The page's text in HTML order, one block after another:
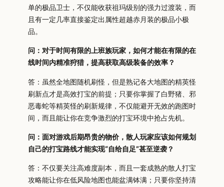
单的极品卫士，不仅能收获祖玛级别的强力过渡装，而
且有一定几率直接鉴定出属性超越赤月装的极品小极
品。
问：对于时间有限的上班族玩家，如何才能在有限的在
线时间内精准狩猎，提高获取高级装备的效率？
答：虽然全地图随机刷怪，但是熟记各大地图的精英怪
刷新点才是高效打宝的前提；只要你掌握了白野猪、邪
恶毒蛇等精英怪的刷新规律，不仅能避开无效的跑图时
间，而且能让你在竞争激烈的打宝环境中抢占先机。
问：面对游戏后期昂贵的物价，散人玩家应该如何规划
自己的打宝路线才能实现“自给自足”甚至逆袭？
答：不仅要关注高难度副本，而且一套成熟的散人打宝
攻略能让你在低风险地图也能盆满钵满；只要你坚持清